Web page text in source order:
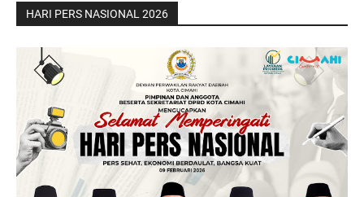
HARI PERS NASIONAL 2026